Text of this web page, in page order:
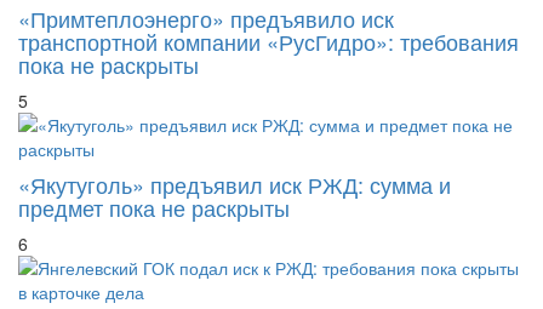
«Примтеплоэнерго» предъявило иск
транспортной компании «РусГидро»: требования
пока не раскрыты
5
«Якутуголь» предъявил иск РЖД: сумма и
предмет пока не раскрыты
6